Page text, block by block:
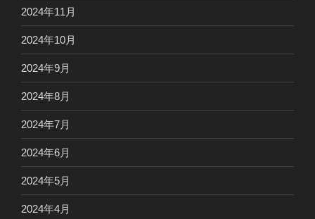
2024年11月
2024年10月
2024年9月
2024年8月
2024年7月
2024年6月
2024年5月
2024年4月